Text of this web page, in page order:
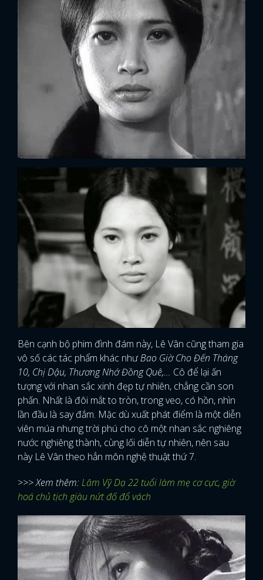
Bên cạnh bộ phim đình đám này, Lê Vân cũng tham gia
vô số các tác phẩm khác nhưBao Giờ Cho Đến Tháng
10, Chị Dậu, Thương Nhớ Đồng Quê,... Cô để lại ấn
tượng với nhan sắc xinh đẹp tự nhiên, chẳng cần son
phấn. Nhất là đôi mắt to tròn, trong veo, có hồn, nhìn
lần đầu là say đắm. Mặc dù xuất phát điểm là một diễn
viên múa nhưng trời phú cho cô một nhan sắc nghiêng
nước nghiêng thành, cùng lối diễn tự nhiên, nên sau
này Lê Vân theo hẳn môn nghệ thuật thứ 7.
>>> Xem thêm:Lâm Vỹ Dạ 22 tuổi làm mẹ cơ cực, giờ
hoá chủ tịch giàu nứt đố đổ vách